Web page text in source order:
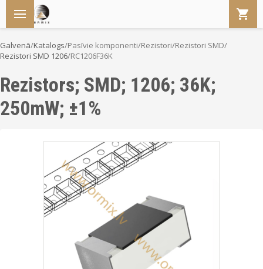
Galvenā/Katalogs/Pasīvie komponenti/Rezistori/Rezistori SMD/
Rezistori SMD 1206/RC1206F36K
Rezistors; SMD; 1206; 36K;
250mW; ±1%